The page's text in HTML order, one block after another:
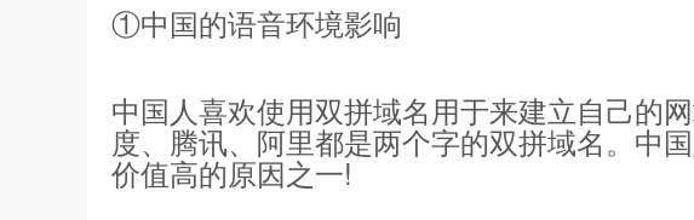
①中国的语音环境影响
中国人喜欢使用双拼域名用于来建立自己的
度、腾讯、阿里都是两个字的双拼域名。中
价值高的原因之一!